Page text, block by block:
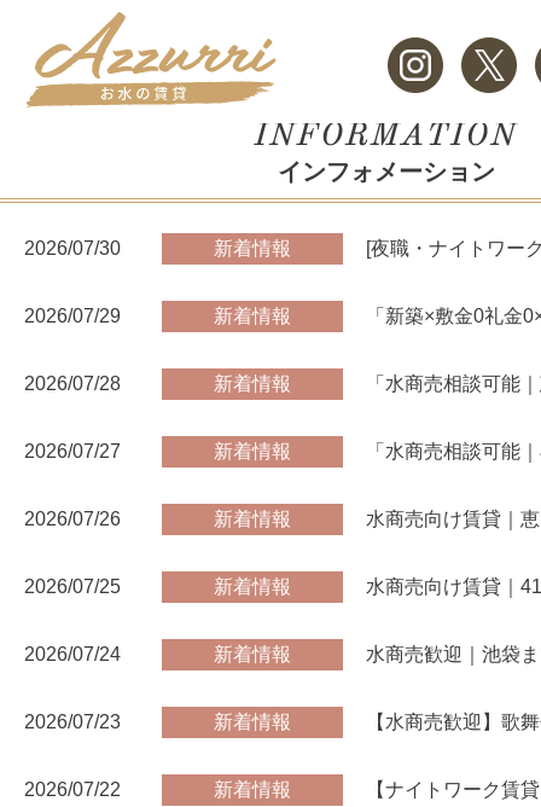
インフォメーション
2026/07/30 新着情報 [夜職・ナイトワー
2026/07/29 新着情報 「新築×敷金0礼金
2026/07/28 新着情報 「水商売相談可能
2026/07/27 新着情報 「水商売相談可能
2026/07/26 新着情報 水商売向け賃貸｜
2026/07/25 新着情報 水商売向け賃貸｜
2026/07/24 新着情報 水商売歓迎｜池袋
2026/07/23 新着情報 【水商売歓迎】歌
2026/07/22 新着情報 【ナイトワーク賃